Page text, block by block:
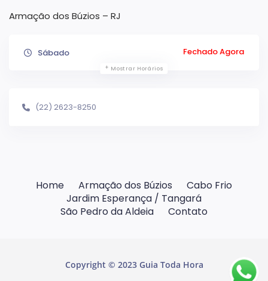
Armação dos Búzios – RJ
Sábado Fechado Agora
Mostrar Horários
(22) 2623-8250
Home Armação dos Búzios
Cabo Frio
Jardim Esperança / Tangará
São Pedro da Aldeia
Contato
Copyright © 2023 Guia Toda Hora